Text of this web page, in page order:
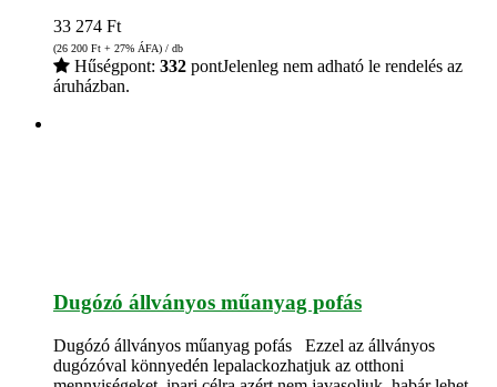
33 274 Ft
(26 200 Ft + 27% ÁFA) / db
Hűségpont: 332 pontJelenleg nem adható le rendelés az
áruházban.
Dugózó állványos műanyag pofás
Dugózó állványos műanyag pofás Ezzel az állványos
dugózóval könnyedén lepalackozhatjuk az otthoni